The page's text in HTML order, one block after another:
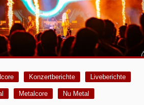
Konzertberichte Liveberichte
Metalcore Nu Metal